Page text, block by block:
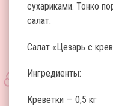
сухариками. Тонко
салат.
Салат «Цезарь с
Ингредиенты:
Креветки — 0,5 кг